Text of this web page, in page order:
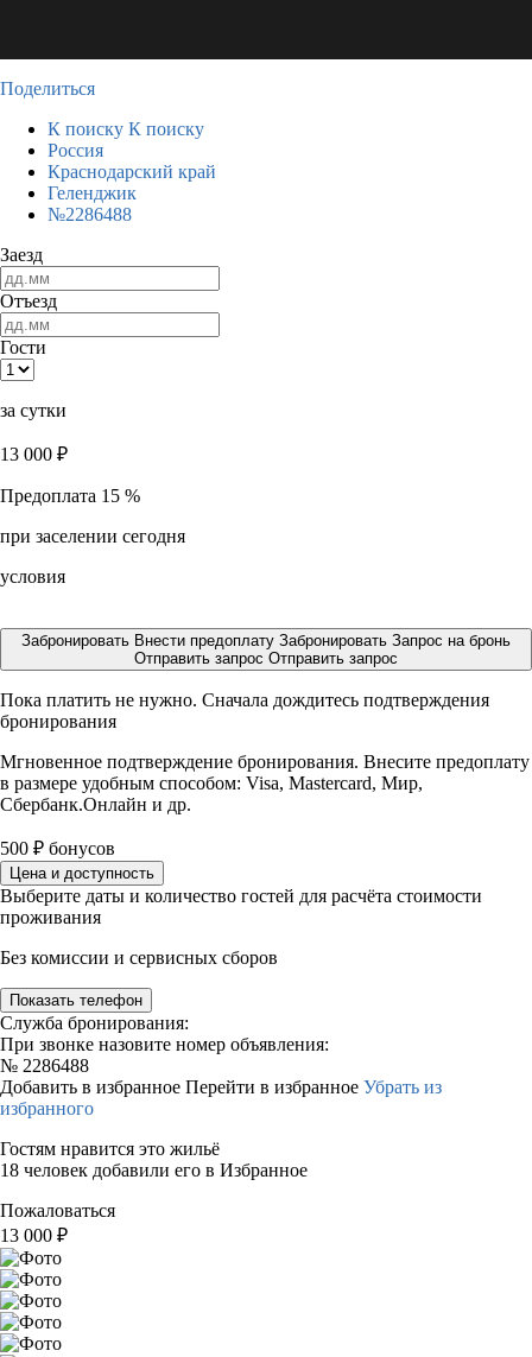
Поделиться
К поиску К поиску
Россия
Краснодарский край
Геленджик
№2286488
Заезд
Отъезд
Гости
за сутки
13 000 ₽
Предоплата 15 %
при заселении сегодня
условия
Забронировать Внести предоплату Забронировать Запрос на бронь
Отправить запрос Отправить запрос
Пока платить не нужно. Сначала дождитесь подтверждения
бронирования
Мгновенное подтверждение бронирования. Внесите предоплату
в размере удобным способом: Visa, Mastercard, Мир,
Сбербанк.Онлайн и др.
500 ₽ бонусов
Цена и доступность
Выберите даты и количество гостей для расчёта стоимости
проживания
Без комиссии и сервисных сборов
Показать телефон
Служба бронирования:
При звонке назовите номер объявления:
№ 2286488
Добавить в избранное Перейти в избранное Убрать из
избранного
Гостям нравится это жильё
18 человек добавили его в Избранное
Пожаловаться
13 000 ₽